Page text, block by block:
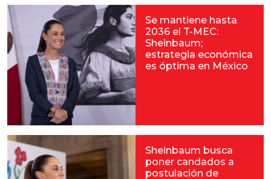
Se mantiene hasta
2036 el T-MEC:
Sheinbaum;
estrategia económica
es óptima en México
Sheinbaum busca
poner candados a
postulación de